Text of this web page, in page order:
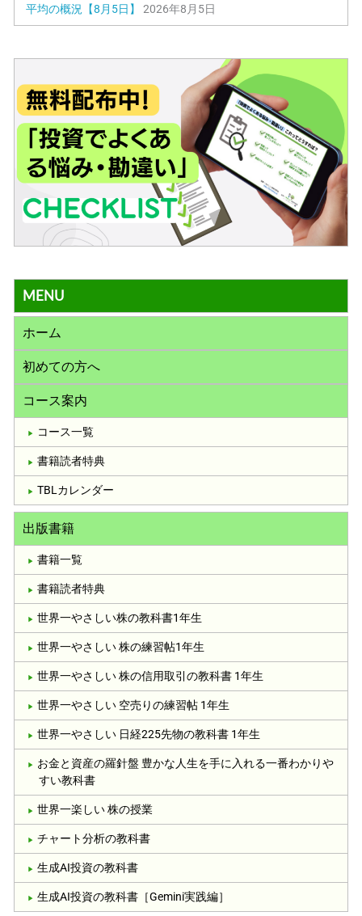
平均の概況【8月5日】 2026年8月5日
MENU
ホーム
初めての方へ
コース案内
コース一覧
書籍読者特典
TBLカレンダー
出版書籍
書籍一覧
書籍読者特典
世界一やさしい株の教科書1年生
世界一やさしい 株の練習帖1年生
世界一やさしい 株の信用取引の教科書 1年生
世界一やさしい 空売りの練習帖 1年生
世界一やさしい 日経225先物の教科書 1年生
お金と資産の羅針盤 豊かな人生を手に入れる一番わかりや
すい教科書
世界一楽しい 株の授業
チャート分析の教科書
生成AI投資の教科書
生成AI投資の教科書［Gemini実践編］